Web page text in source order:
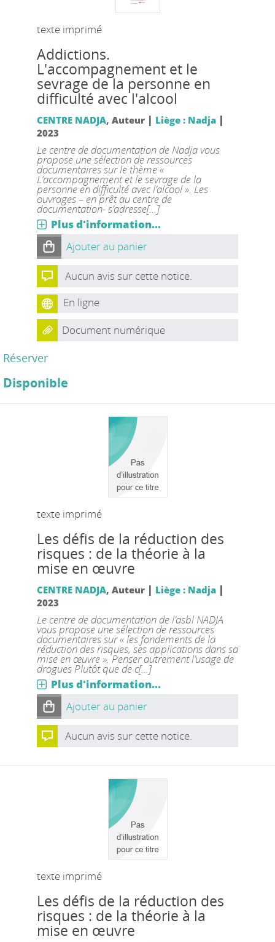
texte imprimé
Addictions.
L'accompagnement et le
sevrage de la personne en
difficulté avec l'alcool
CENTRE NADJA, Auteur | Liège : Nadja|
2023
Le centre de documentation de Nadja vous
propose une sélection de ressources
documentaires sur le thème «
L’accompagnement et le sevrage de la
personne en difficulté avec l’alcool ». Les
ouvrages – en prêt au centre de
documentation- s’adresse[...]
Plus d'information...
Ajouter au panier
Aucun avis sur cette notice.
En ligne
Document numérique
Réserver
Disponible
texte imprimé
Les défis de la réduction des
risques : de la théorie à la
mise en œuvre
CENTRE NADJA, Auteur | Liège : Nadja|
2023
Le centre de documentation de l’asbl NADJA
vous propose une sélection de ressources
documentaires sur « les fondements de la
réduction des risques, ses applications dans sa
mise en œuvre ». Penser autrement l’usage de
drogues Plutôt que de c[...]
Plus d'information...
Ajouter au panier
Aucun avis sur cette notice.
texte imprimé
Les défis de la réduction des
risques : de la théorie à la
mise en œuvre